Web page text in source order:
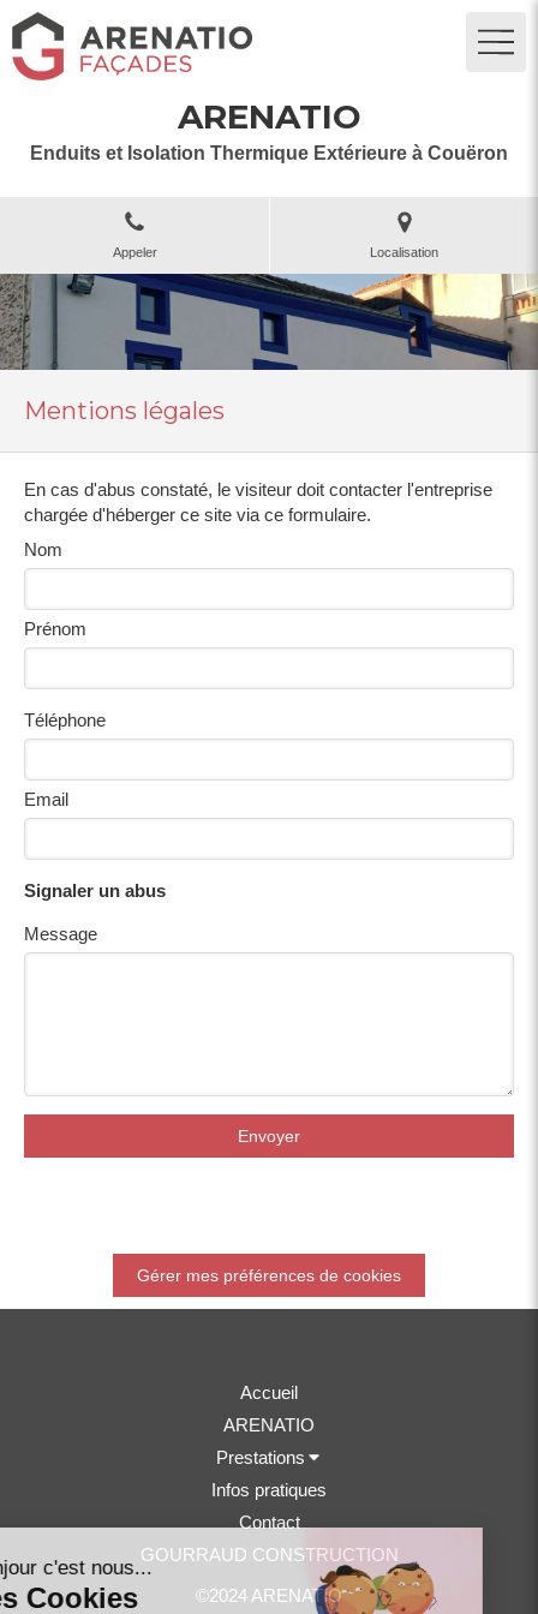
ARENATIO
Enduits et Isolation Thermique Extérieure à Couëron
Appeler Localisation
Mentions légales
En cas d'abus constaté, le visiteur doit contacter l'entreprise
chargée d'héberger ce site via ce formulaire.
Nom
Prénom
Téléphone
Email
Signaler un abus
Message
Envoyer
Gérer mes préférences de cookies
Accueil
ARENATIO
Prestations
Infos pratiques
Contact
GOURRAUD CONSTRUCTION
©2024 ARENATIO